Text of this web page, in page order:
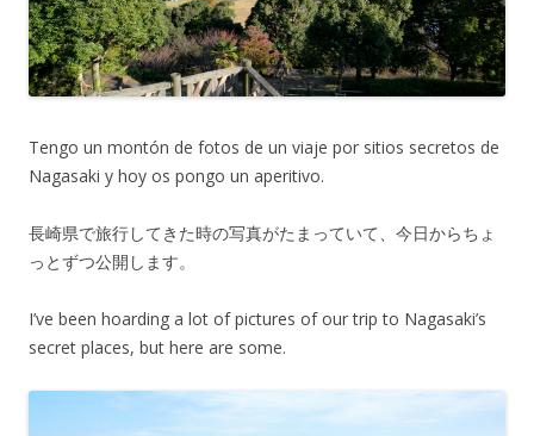
Tengo un montón de fotos de un viaje por sitios secretos de
Nagasaki y hoy os pongo un aperitivo.
長崎県で旅行してきた時の写真がたまっていて、今日からちょ
っとずつ公開します。
I’ve been hoarding a lot of pictures of our trip to Nagasaki’s
secret places, but here are some.